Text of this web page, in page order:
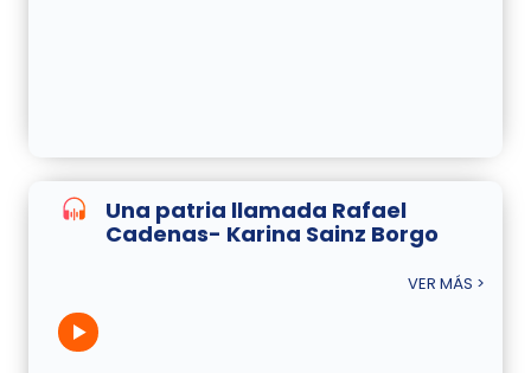
Una patria llamada Rafael
Cadenas- Karina Sainz Borgo
VER MÁS >